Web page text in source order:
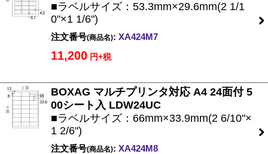
■ラベルサイズ：53.3mm×29.6mm(2 1/1
0"×1 1/6")
注文番号(商品名): XA424M7
11,200 円+税
BOXAG マルチプリンタ対応 A4 24面付 5
00シート入 LDW24UC
■ラベルサイズ：66mm×33.9mm(2 6/10"×
1 2/6")
注文番号(商品名): XA424M8